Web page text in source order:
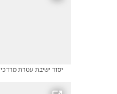
יסוד ישיבת עטרת מרדכי